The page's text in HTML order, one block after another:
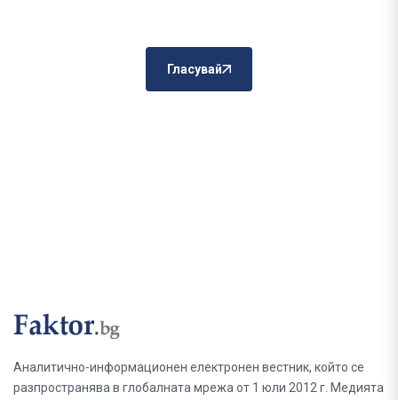
Гласувай
Аналитично-информационен електронен вестник, който се
разпространява в глобалната мрежа от 1 юли 2012 г. Медията